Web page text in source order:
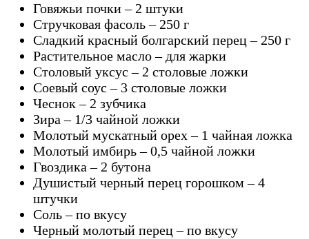
Говяжьи почки – 2 штуки
Стручковая фасоль – 250 г
Сладкий красный болгарский перец – 250 г
Растительное масло – для жарки
Столовый уксус – 2 столовые ложки
Соевый соус – 3 столовые ложки
Чеснок – 2 зубчика
Зира – 1/3 чайной ложки
Молотый мускатный орех – 1 чайная ложка
Молотый имбирь – 0,5 чайной ложки
Гвоздика – 2 бутона
Душистый черный перец горошком – 4
штучки
Соль – по вкусу
Черный молотый перец – по вкусу